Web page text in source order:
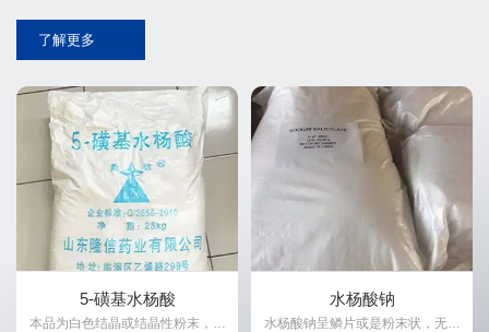
了解更多
水杨酸系列产品 联苯胺盐 醇类
5-磺基水杨酸
本品为白色结晶或结晶性粉末，具
水杨酸钠
水杨酸钠呈鳞片或是粉末状，无味